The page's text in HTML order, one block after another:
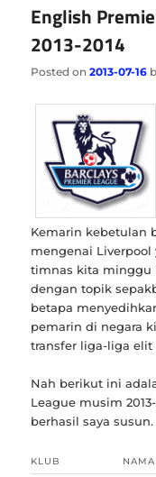
English
2013-2014
Posted on2013-07-16
Kemarin kebetulan
mengenai
timnas kita minggu
dengan topik
betapa
pemarin di negara
transfer liga-liga elit
Nah berikut ini
League musim
berhasil saya susun.
KLUB NAMA